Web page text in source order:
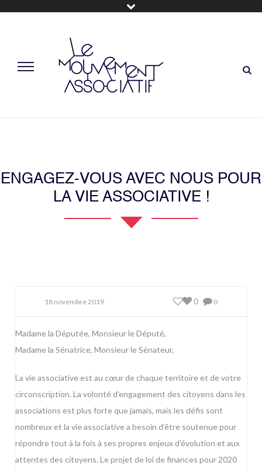
ENGAGEZ-VOUS AVEC NOUS POUR
LA VIE ASSOCIATIVE !
18 novembre 2019 0
0
Madame la Députée, Monsieur le Député,
Madame la Sénatrice, Monsieur le Sénateur,
La vie associative est au cœur de chaque territoire et de votre
circonscription. La volonté d’engagement des citoyens dans les
associations est plus forte que jamais, mais les défis sont
nombreux et la vie associative a besoin d’être soutenue pour
répondre tout à la fois à ses propres enjeux d’évolution et aux
attentes des citoyens. Le projet de loi de finances pour 2020